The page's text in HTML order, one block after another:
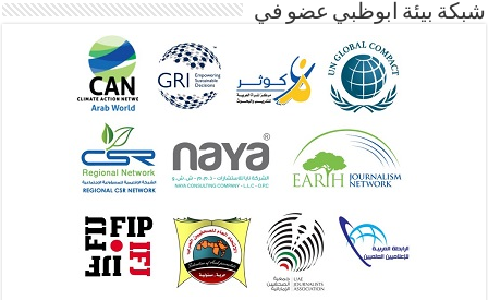
شبكة بيئة ابوظبي عضو في